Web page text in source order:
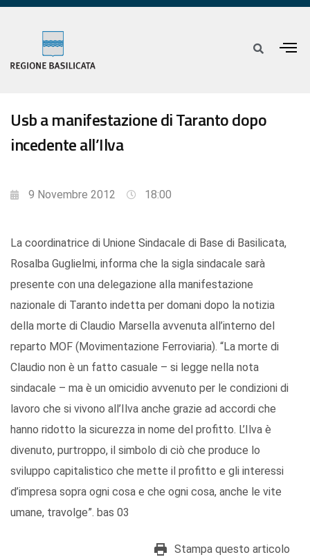
Usb a manifestazione di Taranto dopo
incedente all’Ilva
9 Novembre 2012 18:00
La coordinatrice di Unione Sindacale di Base di Basilicata,
Rosalba Guglielmi, informa che la sigla sindacale sarà
presente con una delegazione alla manifestazione
nazionale di Taranto indetta per domani dopo la notizia
della morte di Claudio Marsella avvenuta all’interno del
reparto MOF (Movimentazione Ferroviaria). “La morte di
Claudio non è un fatto casuale – si legge nella nota
sindacale – ma è un omicidio avvenuto per le condizioni di
lavoro che si vivono all’Ilva anche grazie ad accordi che
hanno ridotto la sicurezza in nome del profitto. L’Ilva è
divenuto, purtroppo, il simbolo di ciò che produce lo
sviluppo capitalistico che mette il profitto e gli interessi
d’impresa sopra ogni cosa e che ogni cosa, anche le vite
umane, travolge”. bas 03
Stampa questo articolo